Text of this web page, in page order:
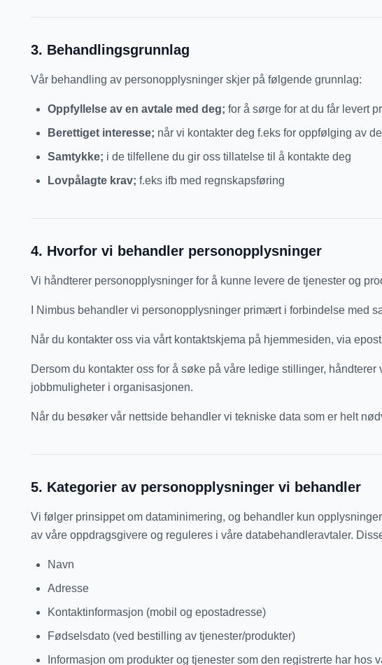
3. Behandlingsgrunnlag
Vår behandling av personopplysninger skjer på følgende grunnlag:
Oppfyllelse av en avtale med deg; for å sørge for at du får levert
Berettiget interesse; når vi kontakter deg f.eks for oppfølging av
Samtykke; i de tilfellene du gir oss tillatelse til å kontakte deg
Lovpålagte krav; f.eks ifb med regnskapsføring
4. Hvorfor vi behandler personopplysninger
Vi håndterer personopplysninger for å kunne levere de tjenester og
I Nimbus behandler vi personopplysninger primært i forbindelse med
Når du kontakter oss via vårt kontaktskjema på hjemmesiden, via
Dersom du kontakter oss for å søke på våre ledige stillinger,
jobbmuligheter i organisasjonen.
Når du besøker vår nettside behandler vi tekniske data som er helt
5. Kategorier av personopplysninger vi behandler
Vi følger prinsippet om dataminimering, og behandler kun
av våre oppdragsgivere og reguleres i våre databehandleravtaler.
Navn
Adresse
Kontaktinformasjon (mobil og epostadresse)
Fødselsdato (ved bestilling av tjenester/produkter)
Informasjon om produkter og tjenester som den registrerte har hos